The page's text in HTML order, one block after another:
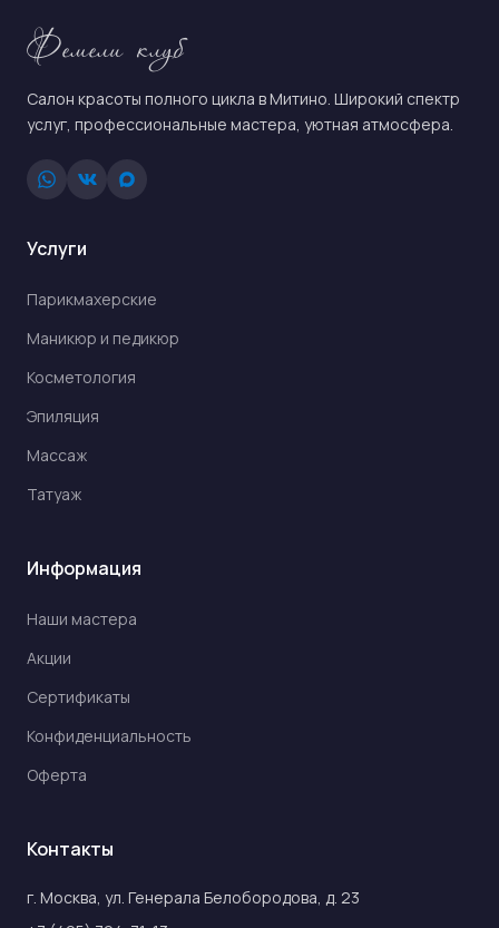
Фемели клуб
Салон красоты полного цикла в Митино. Широкий спектр
услуг, профессиональные мастера, уютная атмосфера.
Услуги
Парикмахерские
Маникюр и педикюр
Косметология
Эпиляция
Массаж
Татуаж
Информация
Наши мастера
Акции
Сертификаты
Конфиденциальность
Оферта
Контакты
г. Москва, ул. Генерала Белобородова, д. 23